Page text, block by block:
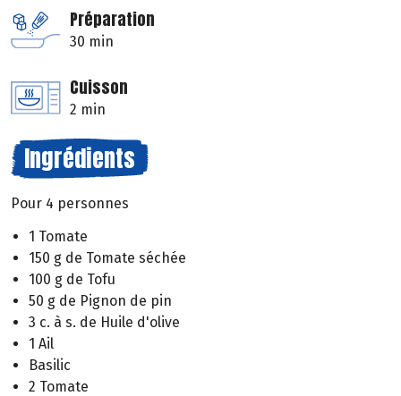
Préparation
30 min
Cuisson
2 min
Ingrédients
Pour 4 personnes
1 Tomate
150 g de Tomate séchée
100 g de Tofu
50 g de Pignon de pin
3 c. à s. de Huile d'olive
1 Ail
Basilic
2 Tomate